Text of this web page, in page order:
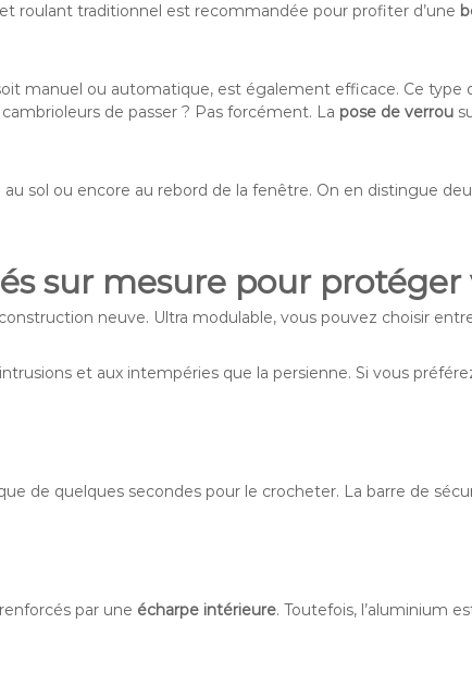
roulant traditionnel est recommandée pour profiter d’une
manuel ou automatique, est également efficace. Ce type
de passer ? Pas forcément. La pose de verrou
sol ou encore au rebord de la fenêtre. On en distingue
sur mesure pour
neuve. Ultra modulable, vous pouvez choisir
et aux intempéries que la persienne. Si vous
de quelques secondes pour le crocheter. La barre de
par une écharpe intérieure. Toutefois, l’aluminium